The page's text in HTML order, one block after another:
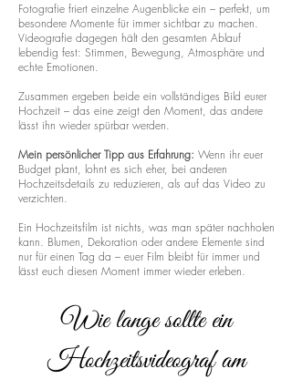
Fotografie friert einzelne Augenblicke ein – perfekt, um
besondere Momente für immer sichtbar zu machen.
Videografie dagegen hält den gesamten Ablauf
lebendig fest: Stimmen, Bewegung, Atmosphäre und
echte Emotionen.
Zusammen ergeben beide ein vollständiges Bild eurer
Hochzeit – das eine zeigt den Moment, das andere
lässt ihn wieder spürbar werden.
Mein persönlicher Tipp aus Erfahrung: Wenn ihr euer
Budget plant, lohnt es sich eher, bei anderen
Hochzeitsdetails zu reduzieren, als auf das Video zu
verzichten.
Ein Hochzeitsfilm ist nichts, was man später nachholen
kann. Blumen, Dekoration oder andere Elemente sind
nur für einen Tag da – euer Film bleibt für immer und
lässt euch diesen Moment immer wieder erleben.
Wie lange sollte ein
Hochzeitsvideograf am